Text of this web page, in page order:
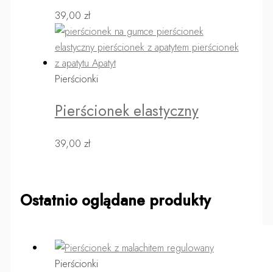
39,00 zł
Pierścionki
Pierścionek elastyczny
39,00 zł
Ostatnio oglądane produkty
Pierścionki